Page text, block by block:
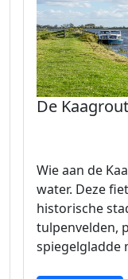
De
Wie aan de
water. Deze
historische
tulpenvelden,
spiegelgladde